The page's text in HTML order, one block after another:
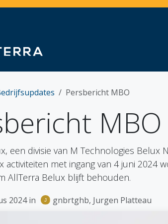
Persbericht MBO
MBO
een divisie van M Technologies
activiteiten met ingang van 4 juni 2024
AllTerra Belux blijft behouden.
2024 in gnbrtghb, Jurgen Platteau